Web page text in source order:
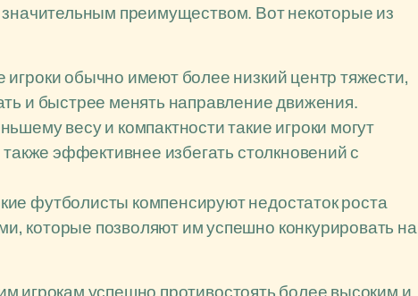
преимуществом. Вот некоторые из
игроки обычно имеют более низкий центр тяжести,
и быстрее менять направление движения.
весу и компактности такие игроки могут
эффективнее избегать столкновений с
футболисты компенсируют недостаток роста
которые позволяют им успешно конкурировать на